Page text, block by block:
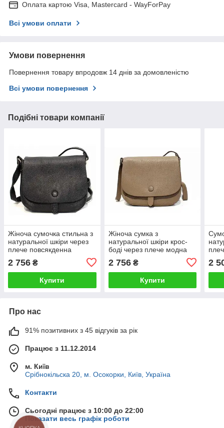
Оплата картою Visa, Mastercard - WayForPay
Всі умови оплати
Умови повернення
Повернення товару впродовж 14 днів за домовленістю
Всі умови повернення
Подібні товари компанії
Жіноча сумочка стильна з
натуральної шкіри через
плече повсякденна
2 756 ₴
Купити
Жіноча сумка з
натуральної шкіри крос-
боді через плече модна
2 756₴
Купити
2
Про нас
91% позитивних з 45 відгуків за рік
Працює з 11.12.2014
м. Київ
Срібнокільска 20, м. Осокорки, Київ, Україна
Контакти
Сьогодні працює з 10:00 до 22:00
Показати весь графік роботи